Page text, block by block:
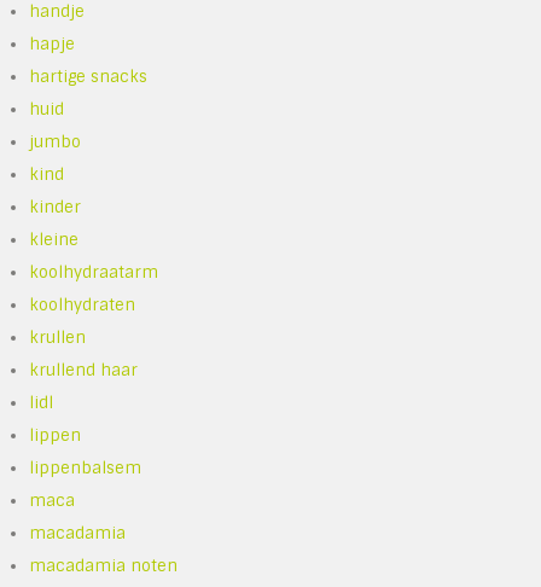
handje
hapje
hartige snacks
huid
jumbo
kind
kinder
kleine
koolhydraatarm
koolhydraten
krullen
krullend haar
lidl
lippen
lippenbalsem
maca
macadamia
macadamia noten